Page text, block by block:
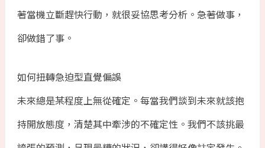
著當機立斷趕快行動，就很妥協思考分析。急著做事，
卻做錯了事。
如何扭轉急迫型直覺偏誤
未來總是某程度上無從確定。每當我們談到未來就該抱
持開放態度，清楚其中牽涉的不確定性。我們不該挑最